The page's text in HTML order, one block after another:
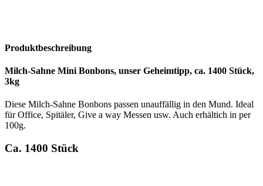
Produktbeschreibung
Milch-Sahne Mini Bonbons, unser Geheimtipp, ca. 1400 Stück,
3kg
Diese Milch-Sahne Bonbons passen unauffällig in den Mund. Ideal
für Office, Spitäler, Give a way Messen usw. Auch erhältich in per
100g.
Ca. 1400 Stück